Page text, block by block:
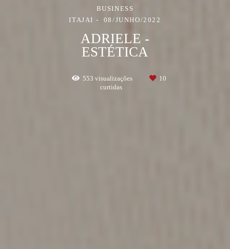
BUSINESS
ITAJAI
08/JUNHO/2022
ADRIELE -
ESTÉTICA
553 visualizações
10
curtidas